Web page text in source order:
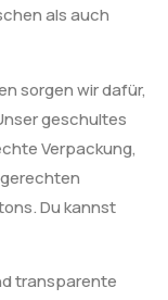
als auch
sorgen wir dafür,
geschultes
Verpackung,
Du kannst
transparente